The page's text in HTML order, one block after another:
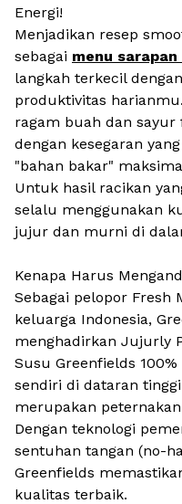
Energi!
Menjadikan resep
sebagai menu
langkah terkecil
produktivitas
ragam buah dan
dengan kesegaran
"bahan bakar"
Untuk hasil racikan
selalu menggunakan
jujur dan murni di
Kenapa Harus
Sebagai pelopor Fresh
keluarga Indonesia,
menghadirkan Jujurly
Susu Greenfields
sendiri di dataran
merupakan
Dengan teknologi
sentuhan tangan (no-
Greenfields
kualitas terbaik.